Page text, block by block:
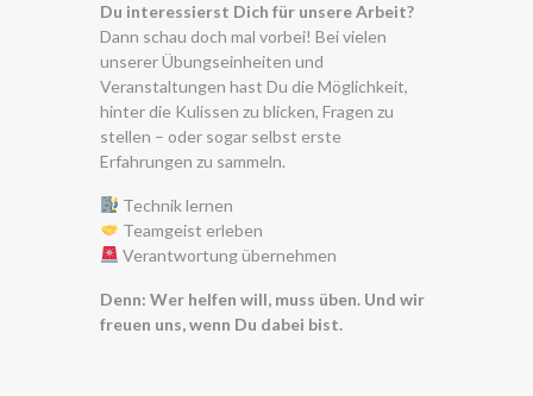
Du interessierst Dich für unsere Arbeit?
Dann schau doch mal vorbei! Bei vielen
unserer Übungseinheiten und
Veranstaltungen hast Du die Möglichkeit,
hinter die Kulissen zu blicken, Fragen zu
stellen – oder sogar selbst erste
Erfahrungen zu sammeln.
Technik lernen
Teamgeist erleben
Verantwortung übernehmen
Denn: Wer helfen will, muss üben. Und wir
freuen uns, wenn Du dabei bist.